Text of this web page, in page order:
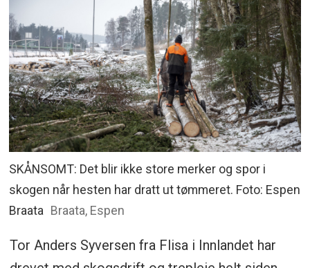
SKÅNSOMT: Det blir ikke store merker og spor i
skogen når hesten har dratt ut tømmeret. Foto: Espen
Braata Braata, Espen
Tor Anders Syversen fra Flisa i Innlandet har